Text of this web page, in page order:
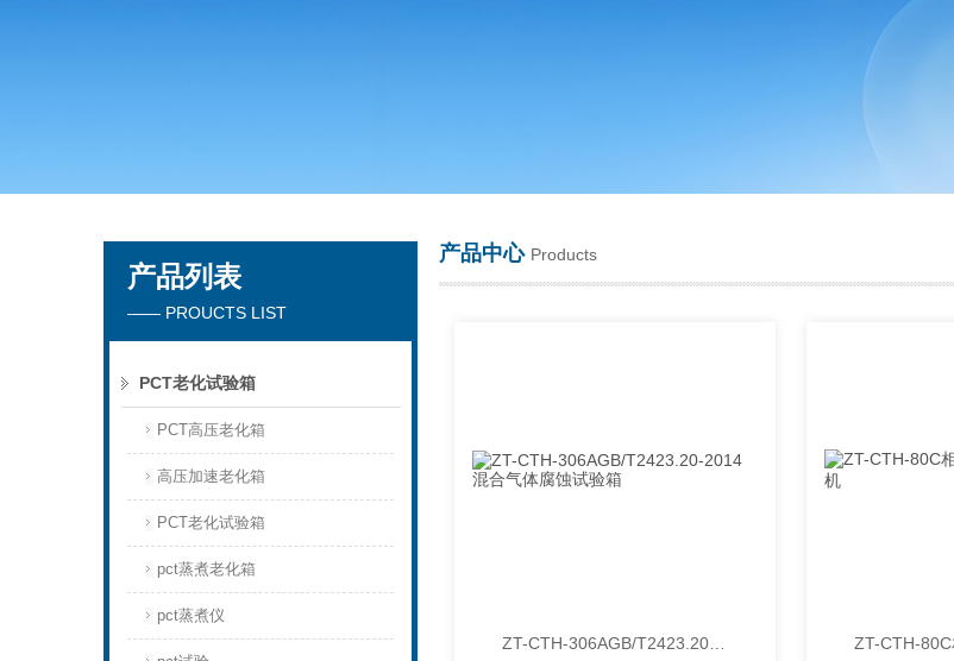
东莞市正台测试仪器有限公司
产品列表
—— PROUCTS LIST
PCT老化试验箱
PCT高压老化箱
高压加速老化箱
PCT老化试验箱
pct蒸煮老化箱
pct蒸煮仪
产品中心 Products